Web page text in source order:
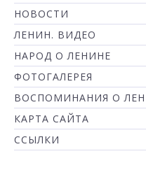
НОВОСТИ
ЛЕНИН. ВИДЕО
НАРОД О ЛЕНИНЕ
ФОТОГАЛЕРЕЯ
ВОСПОМИНАНИЯ О
КАРТА САЙТА
ССЫЛКИ